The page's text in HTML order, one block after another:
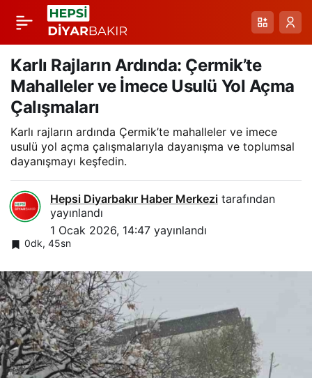
Karlı Rajların Ardında: Çermik’te
Mahalleler ve İmece Usulü Yol Açma
Çalışmaları
Karlı rajların ardında Çermik’te mahalleler ve imece
usulü yol açma çalışmalarıyla dayanışma ve toplumsal
dayanışmayı keşfedin.
Hepsi Diyarbakır Haber Merkezi tarafından
yayınlandı
1 Ocak 2026, 14:47 yayınlandı
0dk, 45sn
Ergani-Cermik ve
Siverek Yolu Ulaşımı
Kritik Karlar Altında:
Yetkililer Tedbirli
Olmayı Gösteriyor
Paylaş